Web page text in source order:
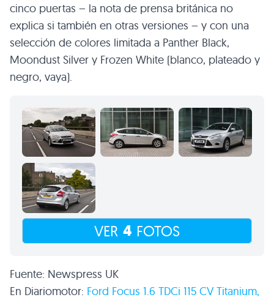
cinco puertas – la nota de prensa británica no
explica si también en otras versiones – y con una
selección de colores limitada a Panther Black,
Moondust Silver y Frozen White (blanco, plateado y
negro, vaya).
VER 4 FOTOS
Fuente: Newspress UK
En Diariomotor: Ford Focus 1.6 TDCi 115 CVTitanium,